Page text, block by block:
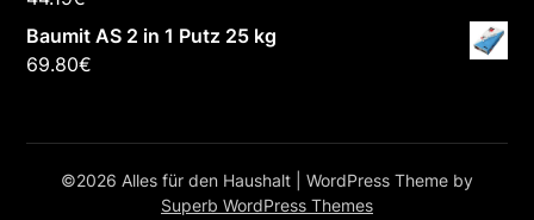
Baumit AS 2 in 1 Putz 25 kg
69.80€
©2026 Alles für den Haushalt
| WordPress Theme by
Superb WordPress Themes